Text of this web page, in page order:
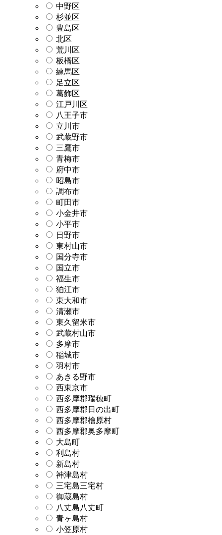
中野区
杉並区
豊島区
北区
荒川区
板橋区
練馬区
足立区
葛飾区
江戸川区
八王子市
立川市
武蔵野市
三鷹市
青梅市
府中市
昭島市
調布市
町田市
小金井市
小平市
日野市
東村山市
国分寺市
国立市
福生市
狛江市
東大和市
清瀬市
東久留米市
武蔵村山市
多摩市
稲城市
羽村市
あきる野市
西東京市
西多摩郡瑞穂町
西多摩郡日の出町
西多摩郡檜原村
西多摩郡奥多摩町
大島町
利島村
新島村
神津島村
三宅島三宅村
御蔵島村
八丈島八丈町
青ヶ島村
小笠原村